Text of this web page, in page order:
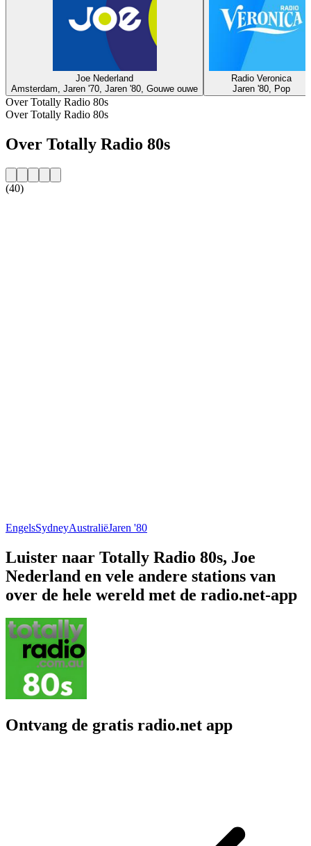
Joe Nederland
Amsterdam, Jaren '70, Jaren '80, Gouwe ouwe
Radio Veronica
Jaren '80, Pop
Over Totally Radio 80s
Over Totally Radio 80s
Over Totally Radio 80s
(40)
EngelsSydneyAustraliëJaren '80
Luister naar Totally Radio 80s, Joe
Nederland en vele andere stations van
over de hele wereld met de radio.net-app
Ontvang de gratis radio.net app